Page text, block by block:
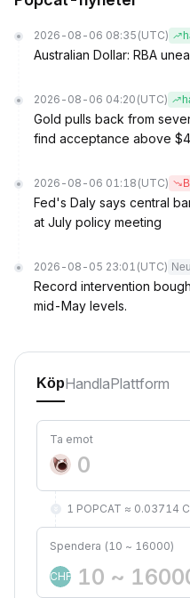
2026-08-06 08:35 (UTC)
Australian Dollar: RBA
2026-08-06 04:20 (UTC)
Gold pulls back from
find acceptance above
2026-08-06 01:18 (UTC)
Fed's Daly says central
at July policy meeting
2026-08-05 23:01 (UTC)
Record intervention
mid-May levels.
KöpHandlaPlattform
Ta emot
1 POPCAT ≈ 0.03714
Spendera (10 ~ 16000)
CHF